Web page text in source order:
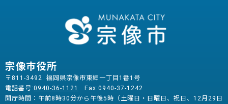
宗像市役所
〒811-3492 福岡県宗像市東郷一丁目1番1号
電話番号:0940-36-1121
Fax:0940-37-1242
開庁時間：午前8時30分から午後5時（土曜日・日曜日、祝日、12月29日